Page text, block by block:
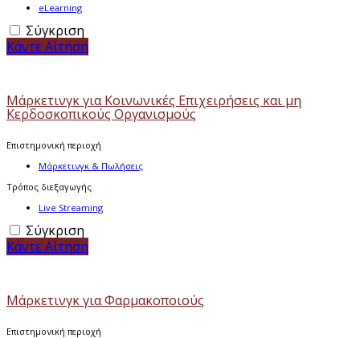
eLearning
Σύγκριση
Κάντε Αίτηση
Μάρκετινγκ για Κοινωνικές Επιχειρήσεις και μη
Κερδοσκοπικούς Οργανισμούς
Επιστημονική περιοχή
Μάρκετινγκ & Πωλήσεις
Τρόπος διεξαγωγής
Live Streaming
Σύγκριση
Κάντε Αίτηση
Μάρκετινγκ για Φαρμακοποιούς
Επιστημονική περιοχή